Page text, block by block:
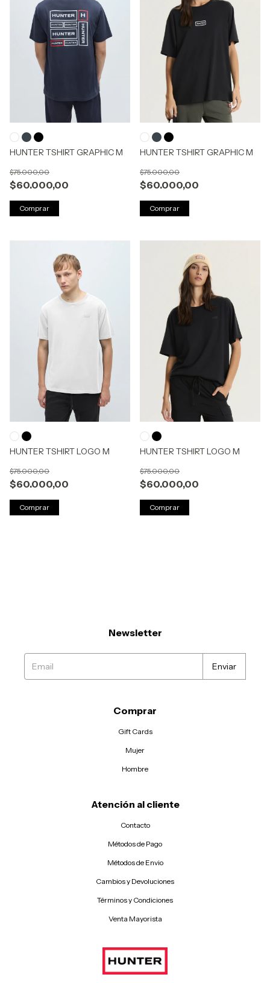
HUNTER TSHIRT GRAPHIC M
$60.000,00
$75.000,00
Comprar
HUNTER TSHIRT GRAPHIC M
$60.000,00
$75.000,00
Comprar
HUNTER TSHIRT LOGO M
$60.000,00
$75.000,00
Comprar
HUNTER TSHIRT LOGO M
$60.000,00
$75.000,00
Comprar
Newsletter
Comprar
Gift Cards
Mujer
Hombre
Atención al cliente
Contacto
Métodos de Pago
Métodos de Envio
Cambios y Devoluciones
Términos y Condiciones
Venta Mayorista